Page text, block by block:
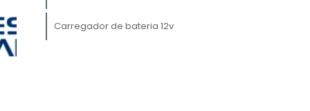
Carregador de bateria 12v